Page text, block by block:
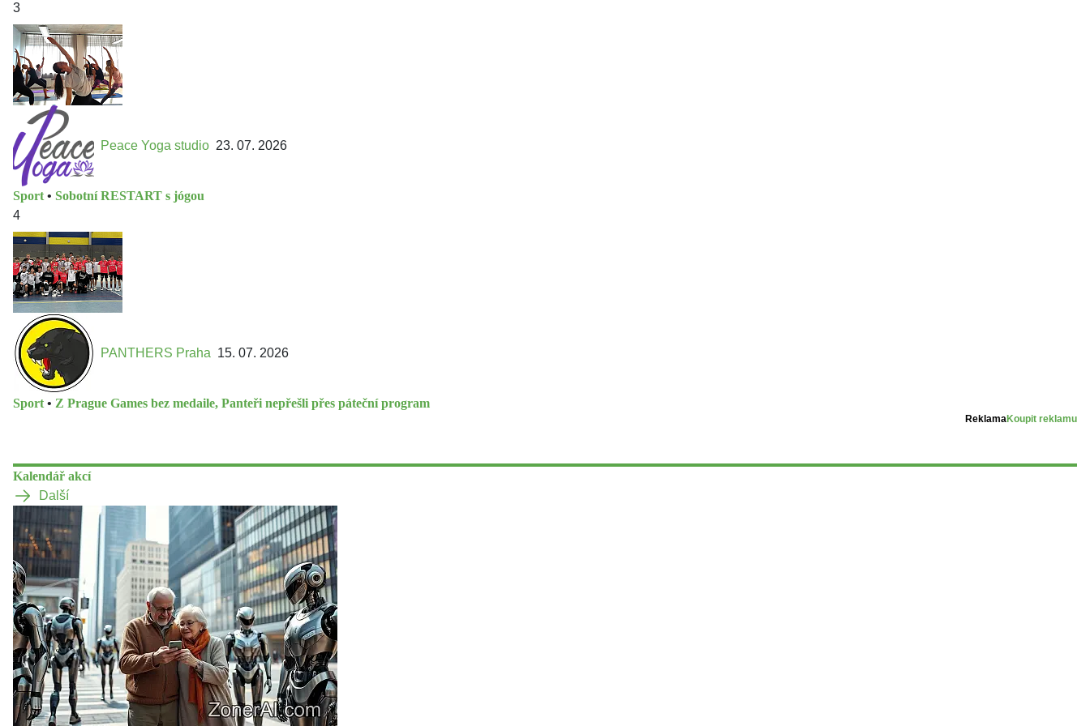
3
Peace Yoga studio 23. 07. 2026
Sport • Sobotní RESTART s jógou
4
PANTHERS Praha 15. 07. 2026
Sport • Z Prague Games bez medaile, Panteři nepřešli přes páteční program
ReklamaKoupit reklamu
Kalendář akcí
Další